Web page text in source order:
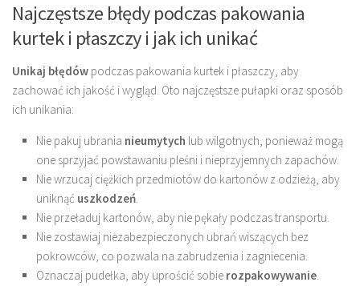
Najczęstsze błędy podczas pakowania
kurtek i płaszczy i jak ich unikać
Unikaj błędów podczas pakowania kurtek i płaszczy, aby
zachować ich jakość i wygląd. Oto najczęstsze pułapki oraz sposób
ich unikania:
Nie pakuj ubrania nieumytych lub wilgotnych, ponieważ mogą
one sprzyjać powstawaniu pleśni i nieprzyjemnych zapachów.
Nie wrzucaj ciężkich przedmiotów do kartonów z odzieżą, aby
uniknąć uszkodzeń.
Nie przeładuj kartonów, aby nie pękały podczas transportu.
Nie zostawiaj niezabezpieczonych ubrań wiszących bez
pokrowców, co pozwala na zabrudzenia i zagniecenia.
Oznaczaj pudełka, aby uprościć sobie rozpakowywanie.